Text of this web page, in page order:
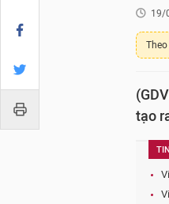
19/
tạo